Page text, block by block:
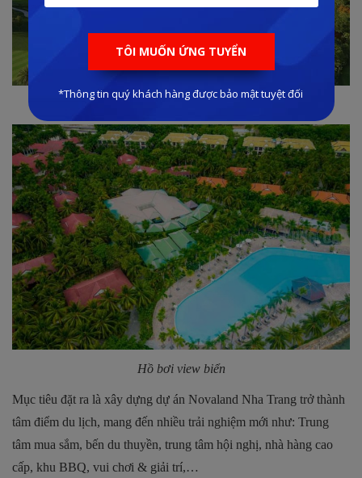
Sân Golf 18 lỗ
Hồ bơi view biển
Mục tiêu đặt ra là xây dựng dự án Novaland Nha Trang trở thành
tâm điểm du lịch, mang đến nhiều trải nghiệm mới như: Trung
tâm mua sắm, bến du thuyền, trung tâm hội nghị, nhà hàng cao
cấp, khu BBQ, vui chơi & giải trí,…